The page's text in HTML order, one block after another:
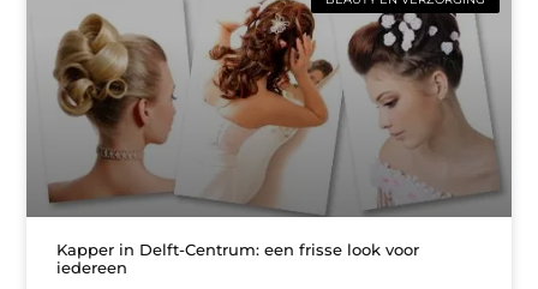
Kapper in Delft-Centrum: een frisse look voor
iedereen